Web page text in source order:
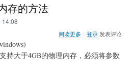
存的方法
14:08
阅读更多
Win7
登录发表评论
持大于4GB的物理内存，必须将参数